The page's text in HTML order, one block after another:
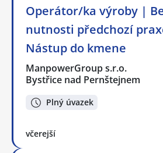
Operátor/ka výroby |
nutnosti předchozí
Nástup do kmene
ManpowerGroup s.r.o.
Bystřice nad Pernštejnem
Plný úvazek
včerejší